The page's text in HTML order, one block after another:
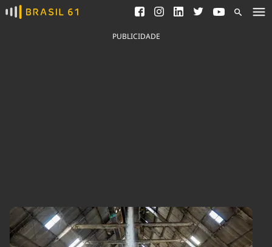
Ver todas as notícias
Saneamento
Indicadores
Agronegócios
Brasil
Comportamento
Cultura
Meio Ambiente
Podcast
PUBLICIDADE